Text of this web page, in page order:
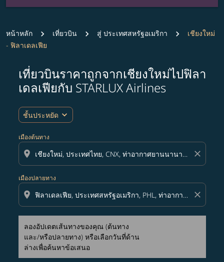
หน้าหลัก เที่ยวบิน สู่ ประเทศสหรัฐอเมริกา
เชียงใหม่
- ฟิลาเดลเฟีย
เที่ยวบินราคาถูกจากเชียงใหม่ไปฟิลา
เดลเฟียกับ STARLUX Airlines
ชั้นประหยัด expand_more
เมืองต้นทาง
location_on close
เมืองปลายทาง
location_on close
ลองอัปเดตเส้นทางของคุณ (ต้นทาง
และ/หรือปลายทาง) หรือเลือกวันที่ด้าน
ล่างเพื่อค้นหาข้อเสนอ
ลองอัปเดตเส้นทางของคุณ (ต้นทางและ/หรือปลายทาง) หรื